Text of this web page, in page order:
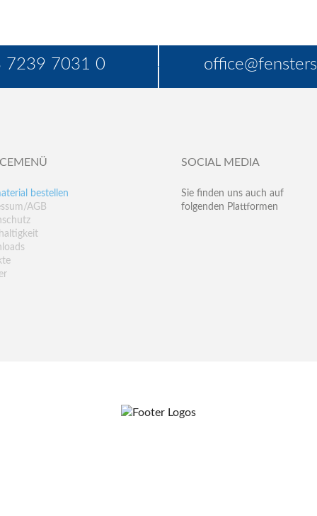
7239 7031 0
bestellen
AGB
SOCIAL MEDIA
Sie finden uns auch auf
folgenden Plattformen